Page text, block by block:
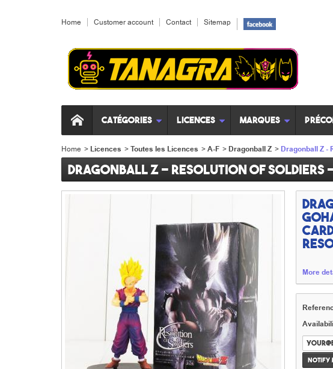
Home Customer account Contact Sitemap
Catégories Licences Marques
Home > Licences >Toutes les Licences >A-F >Dragonball Z > Dragonball Z -
Dragonball Z - Resolution of Soldiers
More
Notify